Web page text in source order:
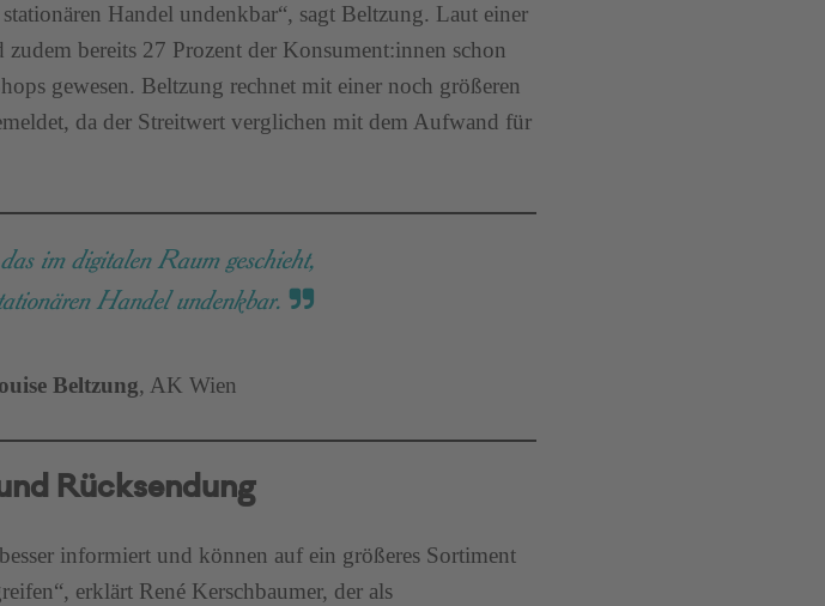
Handel undenkbar“, sagt Beltzung. Laut einer
zudem bereits 27 Prozent der Konsument:innen schon
gewesen. Beltzung rechnet mit einer noch größeren
da der Streitwert verglichen mit dem Aufwand für
im digitalen Raum geschieht,
Handel undenkbar.
Beltzung, AK Wien
Rücksendung
informiert und können auf ein größeres Sortiment
erklärt René Kerschbaumer, der als